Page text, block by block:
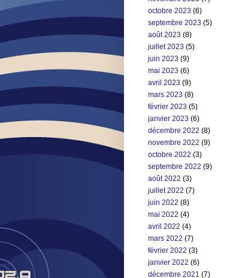
octobre 2023 (6)
septembre 2023 (5)
août 2023 (8)
juillet 2023 (5)
juin 2023 (9)
mai 2023 (6)
avril 2023 (9)
mars 2023 (8)
février 2023 (5)
janvier 2023 (6)
décembre 2022 (8)
novembre 2022 (9)
octobre 2022 (3)
septembre 2022 (9)
août 2022 (3)
juillet 2022 (7)
juin 2022 (8)
mai 2022 (4)
avril 2022 (4)
mars 2022 (7)
février 2022 (3)
janvier 2022 (6)
décembre 2021 (7)